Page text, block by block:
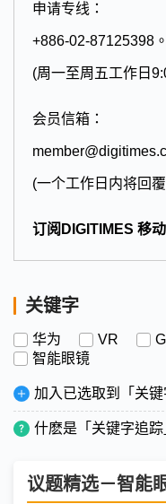
申请专线：
+886-02-87125398。
(周一至周五工作日
会员信箱：
(一个工作日内将回
订阅DIGITIMES 移
关键字
华为 VR
智能眼镜
加入已选取到「关键
什麽是「关键字追踪
议题精选－智能